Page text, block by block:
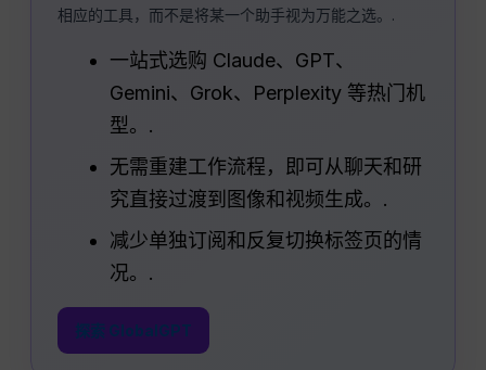
相应的工具，而不是将某一个助手视为万能之选。.
一站式选购 Claude、GPT、
Gemini、Grok、Perplexity 等热门机
型。.
无需重建工作流程，即可从聊天和研
究直接过渡到图像和视频生成。.
减少单独订阅和反复切换标签页的情
况。.
探索 GlobalGPT